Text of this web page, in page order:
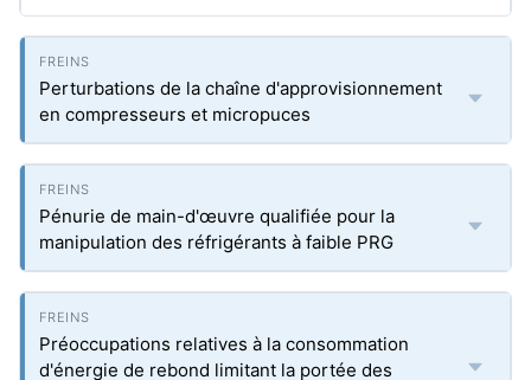
Perturbations de la chaîne d'approvisionnement
en compresseurs et micropuces
Pénurie de main-d'œuvre qualifiée pour la
manipulation des réfrigérants à faible PRG
Préoccupations relatives à la consommation
d'énergie de rebond limitant la portée des